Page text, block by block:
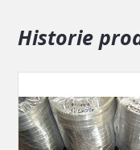
Historie